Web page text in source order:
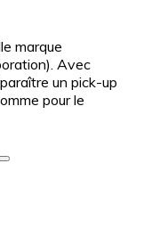
marque
Avec
un pick-up
pour le